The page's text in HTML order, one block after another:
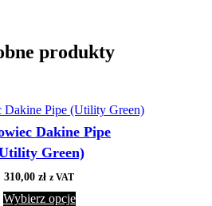
produkty
Dakine Pipe
Green)
310,00 zł z VAT
Wybierz opcje